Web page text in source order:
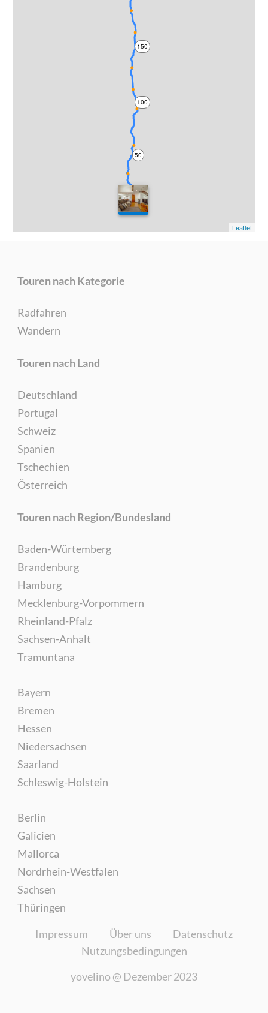
0
50
100
150
Leaflet
Touren nach Kategorie
Radfahren
Wandern
Touren nach Land
Deutschland
Portugal
Schweiz
Spanien
Tschechien
Österreich
Touren nach Region/Bundesland
Baden-Würtemberg
Brandenburg
Hamburg
Mecklenburg-Vorpommern
Rheinland-Pfalz
Sachsen-Anhalt
Tramuntana
Bayern
Bremen
Hessen
Niedersachsen
Saarland
Schleswig-Holstein
Berlin
Galicien
Mallorca
Nordrhein-Westfalen
Sachsen
Thüringen
Impressum Über uns
Datenschutz
Nutzungsbedingungen
yovelino @ Dezember 2023